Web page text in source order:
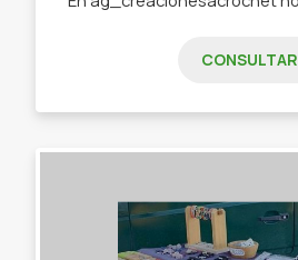
CONSULTAR